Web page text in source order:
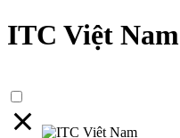
ITC Việt Nam